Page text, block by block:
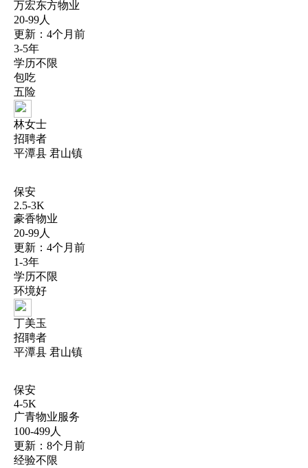
万宏东方物业
20-99人
更新：4个月前
3-5年
学历不限
包吃
五险
林女士
招聘者
平潭县 君山镇
保安
2.5-3K
豪香物业
20-99人
更新：4个月前
1-3年
学历不限
环境好
丁美玉
招聘者
平潭县 君山镇
保安
4-5K
广青物业服务
100-499人
更新：8个月前
经验不限